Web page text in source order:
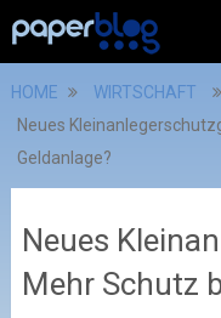
HOME WIRTSCHAFT
Neues
Geldanlage?
Neues
Mehr Schutz